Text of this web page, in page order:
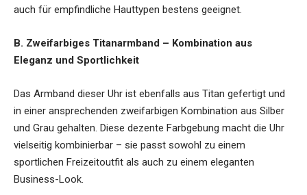
auch für empfindliche Hauttypen bestens geeignet.
B. Zweifarbiges Titanarmband – Kombination aus
Eleganz und Sportlichkeit
Das Armband dieser Uhr ist ebenfalls aus Titan gefertigt und
in einer ansprechenden zweifarbigen Kombination aus Silber
und Grau gehalten. Diese dezente Farbgebung macht die Uhr
vielseitig kombinierbar – sie passt sowohl zu einem
sportlichen Freizeitoutfit als auch zu einem eleganten
Business-Look.